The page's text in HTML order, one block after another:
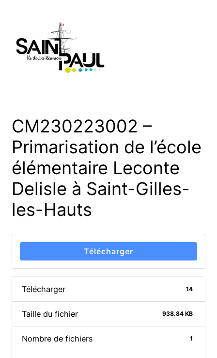
CM230223002 –
Primarisation de l’école
élémentaire Leconte
Delisle à Saint-Gilles-
les-Hauts
Télécharger
Télécharger 14
Taille du fichier 938.84 KB
Nombre de fichiers 1